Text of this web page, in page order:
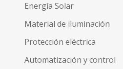
Energía Solar
Material de iluminación
Protección eléctrica
Automatización y control